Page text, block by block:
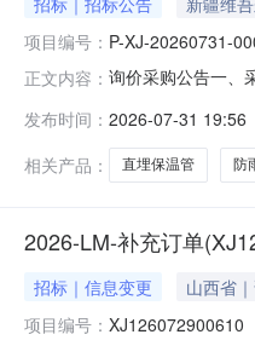
项目编号： P-XJ-20260731-
正文内容： 询价采购公告一、
码采购数量计量单
发布时间： 2026-07-31 19:56
相关产品：
直埋保温管 防
2026-LM-补充订单
招标｜信息变更 山西省
项目编号： XJ126072900610